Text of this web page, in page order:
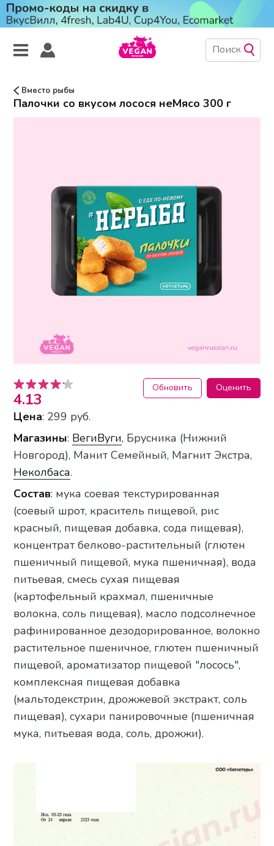
Вместо рыбы
Палочки со вкусом лосося неМясо 300 г
4.13
Обновить Оценить
Цена: 299 руб.
Магазины: ВегиВуги, Брусника (Нижний
Новгород), Манит Семейный, Магнит Экстра,
Неколбаса.
Состав: мука соевая текстурированная
(соевый шрот, краситель пищевой, рис
красный, пищевая добавка, сода пищевая),
концентрат белково-растительный (глютен
пшеничный пищевой, мука пшеничная), вода
питьевая, смесь сухая пищевая
(картофельный крахмал, пшеничные
волокна, соль пищевая), масло подсолнечное
рафинированное дезодорированное, волокно
растительное пшеничное, глютен пшеничный
пищевой, ароматизатор пищевой "лосось",
комплексная пищевая добавка
(мальтодекстрин, дрожжевой экстракт, соль
пищевая), сухари панировочные (пшеничная
мука, питьевая вода, соль, дрожжи).